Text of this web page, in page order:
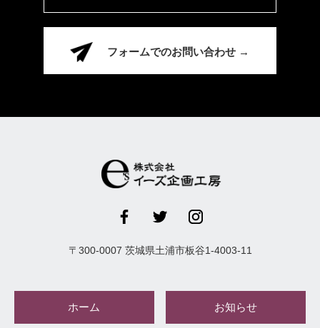
フォームでのお問い合わせ →
〒 300-0007 茨城県土浦市板谷1-4003-11
ホーム お知らせ